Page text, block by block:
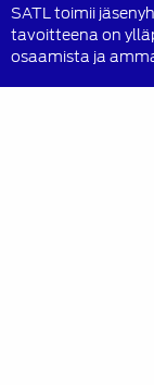
SATL toimii
tavoitteena on
osaamista ja